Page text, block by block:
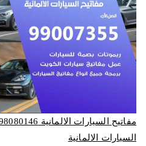
السيارات الالمانية